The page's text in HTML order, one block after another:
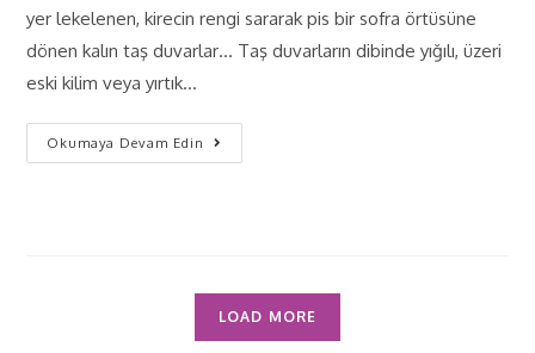
yer lekelenen, kirecin rengi sararak pis bir sofra örtüsüne
dönen kalın taş duvarlar… Taş duvarların dibinde yığılı, üzeri
eski kilim veya yırtık…
Okumaya Devam Edin
LOAD MORE